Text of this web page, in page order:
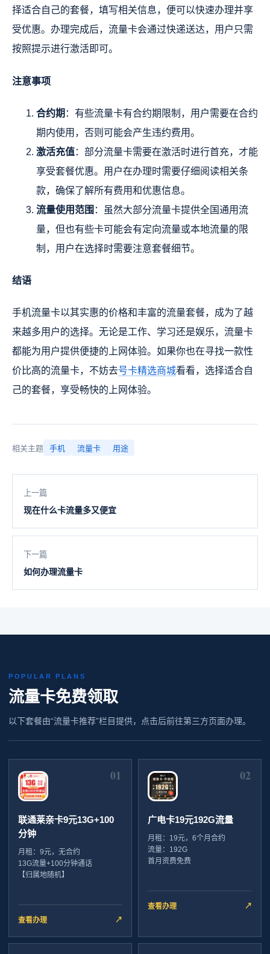
择适合自己的套餐，填写相关信息，便可以快速办理并享
受优惠。办理完成后，流量卡会通过快递送达，用户只需
按照提示进行激活即可。
注意事项
合约期 ：有些流量卡有合约期限制，用户需要在合约
期内使用，否则可能会产生违约费用。
激活充值：部分流量卡需要在激活时进行首充，才能
享受套餐优惠。用户在办理时需要仔细阅读相关条
款，确保了解所有费用和优惠信息。
流量使用范围 ：虽然大部分流量卡提供全国通用流
量，但也有些卡可能会有定向流量或本地流量的限
制，用户在选择时需要注意套餐细节。
结语
手机流量卡以其实惠的价格和丰富的流量套餐，成为了越
来越多用户的选择。无论是工作、学习还是娱乐，流量卡
都能为用户提供便捷的上网体验。如果你也在寻找一款性
价比高的流量卡，不妨去号卡精选商城看看，选择适合自
己的套餐，享受畅快的上网体验。
相关主题 手机 流量卡 用途
上一篇
现在什么卡流量多又便宜
下一篇
如何办理流量卡
POPULAR PLANS
流量卡免费领取
以下套餐由“流量卡推荐”栏目提供，点击后前往第三方页面办理。
01
联通莱亲卡9元13G+100
分钟
月租：9元，无合约
13G流量+100分钟通话
【归属地随机】
查看办理 ↗
02
广电卡19元192G流量
月租：19元，6个月合约
流量：192G
首月资费免费
查看办理 ↗